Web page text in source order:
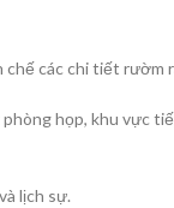
các chi tiết rườm
họp, khu vực
lịch sự.